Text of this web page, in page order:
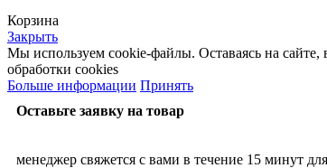
Корзина
Закрыть
Мы используем cookie-файлы. Оставаясь на сайте,
обработки cookies
Больше информации Принять
Оставьте заявку на товар
менеджер свяжется с вами в течение 15 минут